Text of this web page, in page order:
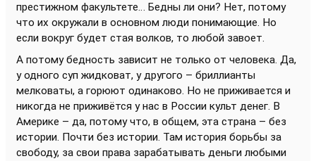
престижном факультете… Бедны ли они? Нет, потому
что их окружали в основном люди понимающие. Но
если вокруг будет стая волков, то любой завоет.
А потому бедность зависит не только от человека. Да,
у одного суп жидковат, у другого – бриллианты
мелковаты, а горюют одинаково. Но не приживается и
никогда не приживётся у нас в России культ денег. В
Америке – да, потому что, в общем, эта страна – без
истории. Почти без истории. Там история борьбы за
свободу, за свои права зарабатывать деньги любыми